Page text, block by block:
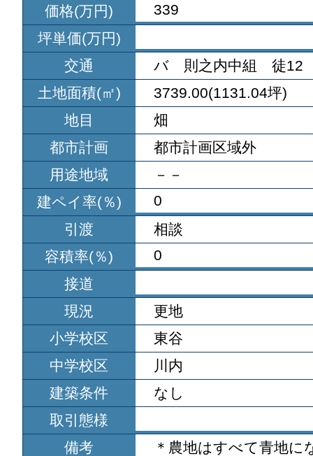
価格(万円)
339
坪単価(万円)
交通
バ 則之内中組 徒12
土地面積(㎡)
3739.00(1131.04坪)
地目
畑
都市計画
都市計画区域外
用途地域
－－
建ペイ率(％)
0
引渡
相談
容積率(％)
0
接道
現況
更地
小学校区
東谷
中学校区
川内
建築条件
なし
取引態様
備考
＊農地はすべて青地に